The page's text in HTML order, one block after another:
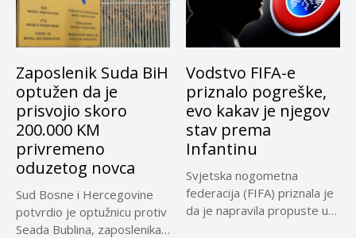
Zaposlenik Suda BiH
optužen da je
prisvojio skoro
200.000 KM
privremeno
oduzetog novca
Sud Bosne i Hercegovine
potvrdio je optužnicu protiv
Seada Bublina, zaposlenika
Vodstvo FIFA-e
priznalo pogreške,
evo kakav je njegov
stav prema
Infantinu
Svjetska nogometna
federacija (FIFA) priznala je
da je napravila propuste u